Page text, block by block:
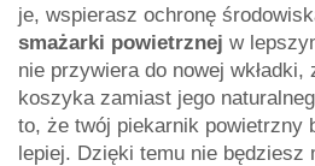
je, wspierasz ochronę
smażarki powietrznej w
nie przywiera do nowej
koszyka zamiast jego
to, że twój piekarnik powietrzny
lepiej. Dzięki temu nie będziesz